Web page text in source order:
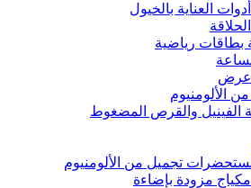
العناية بالخيول
بطاقات رياضية
عرض
الألومنيوم
الفينيل والقرص المضغوط
تجميل من الألومنيوم
مزودة بإضاءة